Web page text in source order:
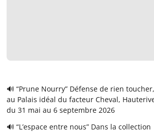
🔊 “Prune Nourry” Défense de rien toucher,
au Palais idéal du facteur Cheval,
du 31 mai au 6 septembre 2026
🔊 “L’espace entre nous” Dans la collection